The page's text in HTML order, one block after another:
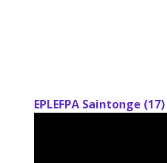
EPLEFPA Saintonge (17)